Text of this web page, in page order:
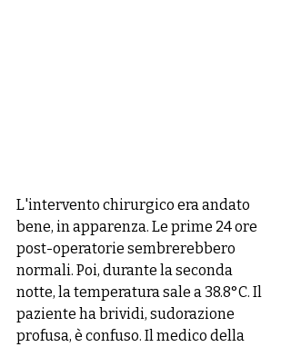
L'intervento chirurgico era andato
bene, in apparenza. Le prime 24 ore
post-operatorie sembrerebbero
normali. Poi, durante la seconda
notte, la temperatura sale a 38.8°C. Il
paziente ha brividi, sudorazione
profusa, è confuso. Il medico della